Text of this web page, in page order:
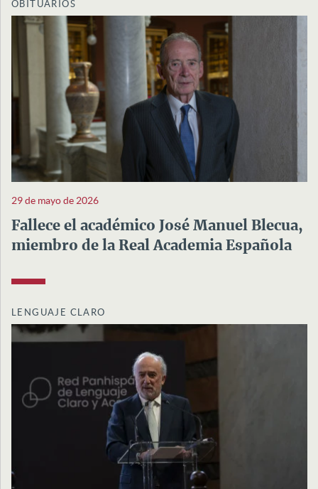
OBITUARIOS
29 de mayo de 2026
Fallece el académico José Manuel Blecua,
miembro de la Real Academia Española
LENGUAJE CLARO